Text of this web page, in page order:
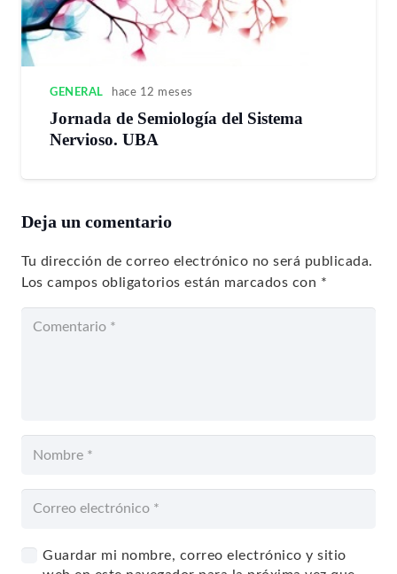
GENERAL hace 12 meses
Jornada de Semiología del Sistema
Nervioso. UBA
Deja un comentario
Tu dirección de correo electrónico no será publicada.
Los campos obligatorios están marcados con *
Guardar mi nombre, correo electrónico y sitio